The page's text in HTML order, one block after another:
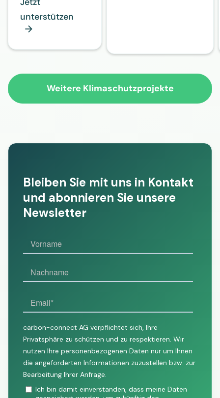
unterstützen

Weitere Klimaschutzprojekte